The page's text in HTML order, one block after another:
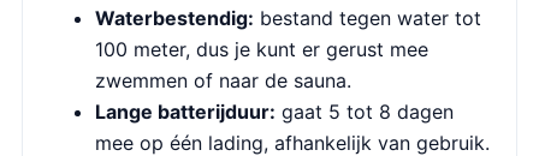
Waterbestendig: bestand tegen water tot
100 meter, dus je kunt er gerust mee
zwemmen of naar de sauna.
Lange batterijduur: gaat 5 tot 8 dagen
mee op één lading, afhankelijk van gebruik.